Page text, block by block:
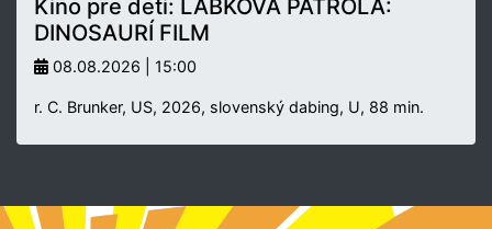
Kino pre deti: LABKOVÁ PATROLA:
DINOSAURÍ FILM
08.08.2026 | 15:00
r. C. Brunker, US, 2026, slovenský dabing, U, 88 min.